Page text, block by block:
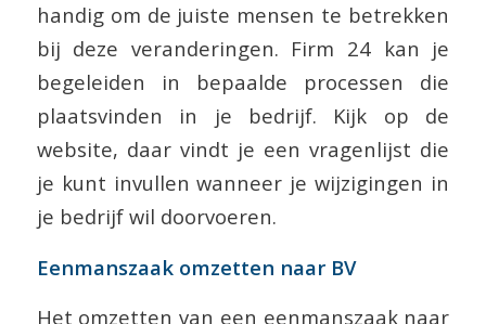
handig om de juiste mensen te betrekken
bij deze veranderingen. Firm 24 kan je
begeleiden in bepaalde processen die
plaatsvinden in je bedrijf. Kijk op de
website, daar vindt je een vragenlijst die
je kunt invullen wanneer je wijzigingen in
je bedrijf wil doorvoeren.
Eenmanszaak omzetten naar BV
Het omzetten van een eenmanszaak naar